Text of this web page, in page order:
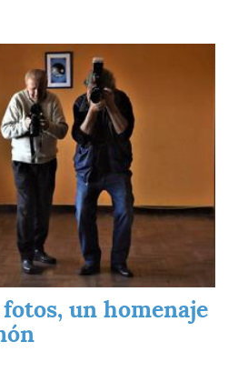
un homenaje